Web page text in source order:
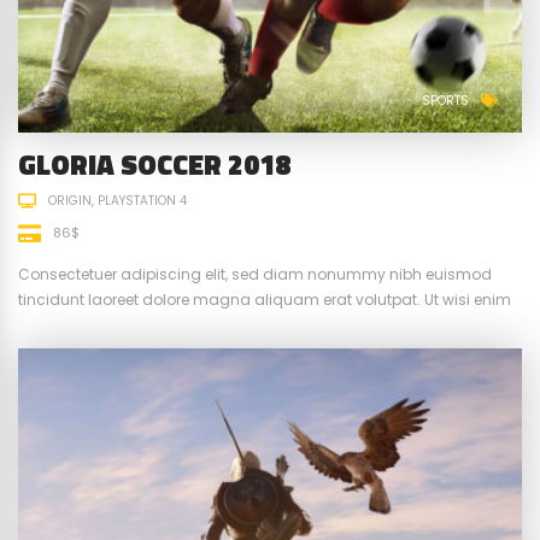
SPORTS
GLORIA SOCCER 2018
ORIGIN PLAYSTATION 4
86$
Consectetuer adipiscing elit, sed diam nonummy nibh euismod
tincidunt laoreet dolore magna aliquam erat volutpat. Ut wisi enim